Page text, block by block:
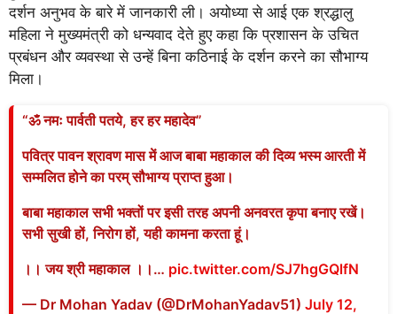
दर्शन अनुभव के बारे में जानकारी ली। अयोध्या से आई एक श्रद्धालु
महिला ने मुख्यमंत्री को धन्यवाद देते हुए कहा कि प्रशासन के उचित
प्रबंधन और व्यवस्था से उन्हें बिना कठिनाई के दर्शन करने का सौभाग्य
मिला।
“ॐ नमः पार्वती पतये, हर हर महादेव”
पवित्र पावन श्रावण मास में आज बाबा महाकाल की दिव्य भस्म आरती में
सम्मलित होने का परम् सौभाग्य प्राप्त हुआ।
बाबा महाकाल सभी भक्तों पर इसी तरह अपनी अनवरत कृपा बनाए रखें।
सभी सुखी हों, निरोग हों, यही कामना करता हूं।
।। जय श्री महाकाल ।।… pic.twitter.com/SJ7hgGQlfN
— Dr Mohan Yadav (@DrMohanYadav51) July 12,